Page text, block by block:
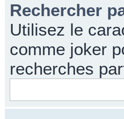
Rechercher
Utilisez le
comme joker
recherches